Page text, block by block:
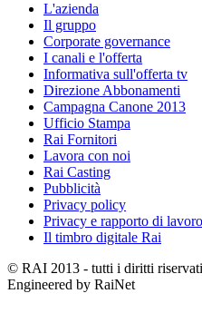
L'azienda
Il gruppo
Corporate governance
I canali e l'offerta
Informativa sull'offerta tv
Direzione Abbonamenti
Campagna Canone 2013
Ufficio Stampa
Rai Fornitori
Lavora con noi
Rai Casting
Pubblicità
Privacy policy
Privacy e rapporto di lavoro
Il timbro digitale Rai
© RAI 2013 - tutti i diritti
Engineered by RaiNet